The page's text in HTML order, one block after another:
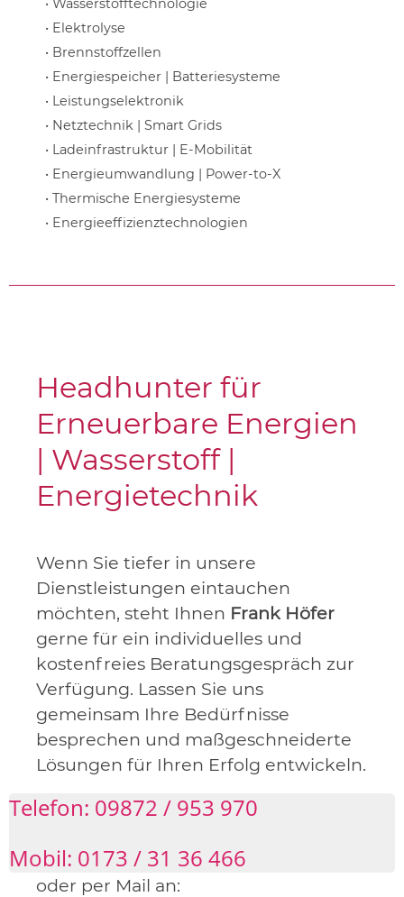
• Wasserstofftechnologie
• Elektrolyse
• Brennstoffzellen
• Energiespeicher | Batteriesysteme
• Leistungselektronik
• Netztechnik | Smart Grids
• Ladeinfrastruktur | E-Mobilität
• Energieumwandlung | Power-to-X
• Thermische Energiesysteme
• Energieeffizienztechnologien
Headhunter für
Erneuerbare Energien
| Wasserstoff |
Energietechnik
Wenn Sie tiefer in unsere
Dienstleistungen eintauchen
möchten, steht Ihnen Frank Höfer
gerne für ein individuelles und
kostenfreies Beratungsgespräch zur
Verfügung. Lassen Sie uns
gemeinsam Ihre Bedürfnisse
besprechen und maßgeschneiderte
Lösungen für Ihren Erfolg entwickeln.
Telefon: 09872 / 953 970
Mobil: 0173 / 31 36 466
oder per Mail an: